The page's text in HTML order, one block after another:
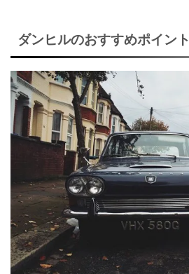
ダンヒルのおすすめポイント